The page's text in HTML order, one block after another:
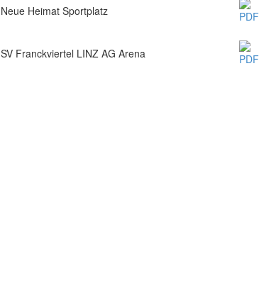
Neue Heimat Sportplatz
SV Franckviertel LINZ AG Arena